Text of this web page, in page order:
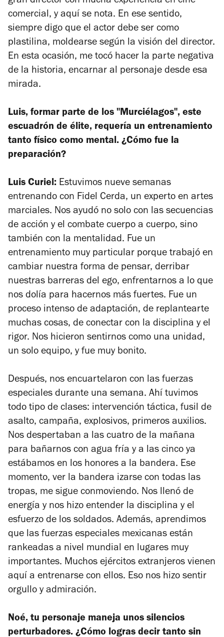
comercial, y aquí se nota. En ese sentido,
siempre digo que el actor debe ser como
plastilina, moldearse según la visión del director.
En esta ocasión, me tocó hacer la parte negativa
de la historia, encarnar al personaje desde esa
mirada.
Luis, formar parte de los "Murciélagos", este
escuadrón de élite, requería un entrenamiento
tanto físico como mental. ¿Cómo fue la
preparación?
Luis Curiel: Estuvimos nueve semanas
entrenando con Fidel Cerda, un experto en artes
marciales. Nos ayudó no solo con las secuencias
de acción y el combate cuerpo a cuerpo, sino
también con la mentalidad. Fue un
entrenamiento muy particular porque trabajó en
cambiar nuestra forma de pensar, derribar
nuestras barreras del ego, enfrentarnos a lo que
nos dolía para hacernos más fuertes. Fue un
proceso intenso de adaptación, de replantearte
muchas cosas, de conectar con la disciplina y el
rigor. Nos hicieron sentirnos como una unidad,
un solo equipo, y fue muy bonito.
Después, nos encuartelaron con las fuerzas
especiales durante una semana. Ahí tuvimos
todo tipo de clases: intervención táctica, fusil de
asalto, campaña, explosivos, primeros auxilios.
Nos despertaban a las cuatro de la mañana
para bañarnos con agua fría y a las cinco ya
estábamos en los honores a la bandera. Ese
momento, ver la bandera izarse con todas las
tropas, me sigue conmoviendo. Nos llenó de
energía y nos hizo entender la disciplina y el
esfuerzo de los soldados. Además, aprendimos
que las fuerzas especiales mexicanas están
rankeadas a nivel mundial en lugares muy
importantes. Muchos ejércitos extranjeros vienen
aquí a entrenarse con ellos. Eso nos hizo sentir
orgullo y admiración.
Noé, tu personaje maneja unos silencios
perturbadores. ¿Cómo logras decir tanto sin